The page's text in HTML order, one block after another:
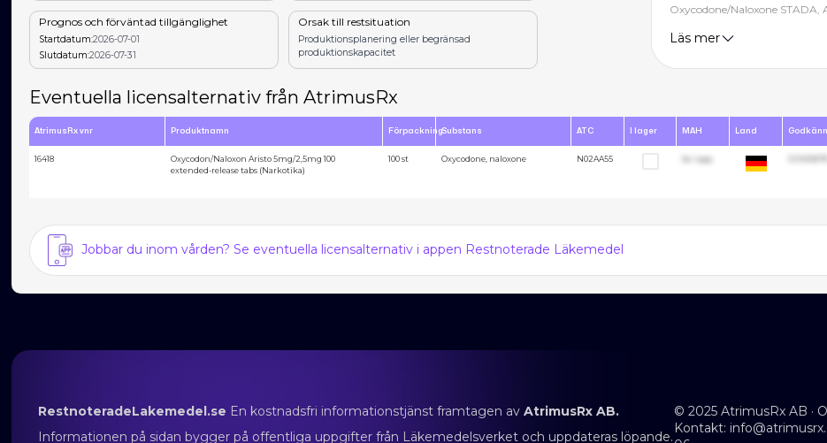
Prognos och förväntad tillgänglighet
Startdatum:2026-07-01
Slutdatum:2026-07-31
Orsak till restsituation
Produktionsplanering eller begränsad
produktionskapacitet
Oxycodone/Naloxone STADA,
Läs mer
Eventuella licensalternativ från AtrimusRx
AtrimusRx vnr Produktnamn FörpackningSubstans ATC I lager MAH Land
16418
Oxycodon/Naloxon Aristo 5mg/2,5mg 100
extended-release tabs (Narkotika)
100 st Oxycodone, naloxone N02AA55 Se i app
Jobbar du inom vården? Se eventuella licensalternativ i appen Restnoterade Läkemedel
RestnoteradeLakemedel.se En kostnadsfri informationstjänst framtagen avAtrimusRx AB.
Informationen på sidan bygger på offentliga uppgifter från Läkemedelsverket och uppdateras löpande.
© 2025 AtrimusRx AB ·
Kontakt: